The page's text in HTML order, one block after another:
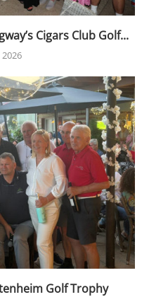
Cigars Club Golf...
Golf Trophy